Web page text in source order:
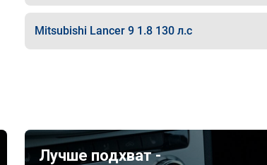
Mitsubishi Lancer 9 1.8 130 л.с
Лучше подхват -